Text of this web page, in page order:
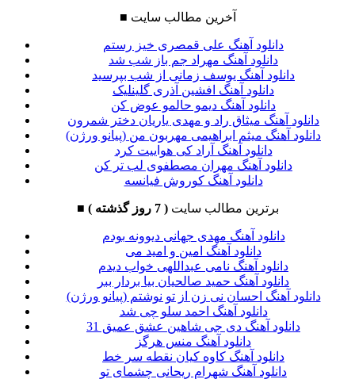
■ آخرین مطالب سایت
دانلود آهنگ علی قمصری خیز رستم
دانلود آهنگ مهراد جم باز شب شد
دانلود آهنگ یوسف زمانی از شب بپرسید
دانلود آهنگ افشین آذری گلینلیک
دانلود آهنگ دیمو حالمو عوض کن
دانلود آهنگ میثاق راد و مهدی یاریان دختر شمرون
دانلود آهنگ میثم ابراهیمی مهربون من (پیانو ورژن)
دانلود آهنگ آراد کی هواییت کرد
دانلود آهنگ مهران مصطفوی لب تر کن
دانلود آهنگ کوروش فیانسه
■ برترین مطالب سایت( 7 روز گذشته )
دانلود آهنگ مهدی جهانی دیوونه بودم
دانلود آهنگ امین و امید می
دانلود آهنگ نامی عبداللهی خواب دیدم
دانلود آهنگ حمید صالحیان بیا بردار ببر
دانلود آهنگ احسان نی زن از تو نوشتم (پیانو ورژن)
دانلود آهنگ احمد سلو چی شد
دانلود آهنگ دی جی شاهین عشق عمیق 31
دانلود آهنگ منس هرگز
دانلود آهنگ کاوه کیان نقطه سر خط
دانلود آهنگ شهرام ریحانی چشمای تو